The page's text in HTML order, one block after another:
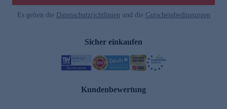
Es gelten die Datenschutzrichtlinien und die Gutscheinbedingungen
Sicher einkaufen
Kundenbewertung